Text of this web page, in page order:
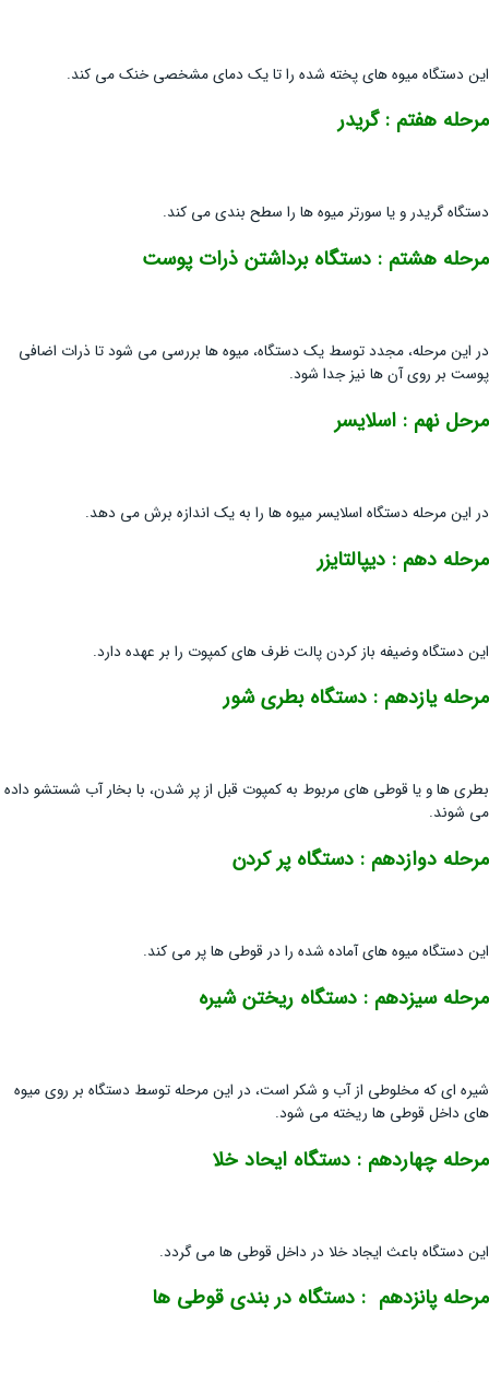
این دستگاه میوه های پخته شده را تا یک دمای مشخصی خنک می کند.
مرحله هفتم : گریدر
دستگاه گریدر و یا سورتر میوه ها را سطح بندی می کند.
مرحله هشتم : دستگاه برداشتن ذرات پوست
در این مرحله، مجدد توسط یک دستگاه، میوه ها بررسی می شود تا ذرات اضافی
پوست بر روی آن ها نیز جدا شود.
مرحل نهم : اسلایسر
در این مرحله دستگاه اسلایسر میوه ها را به یک اندازه برش می دهد.
مرحله دهم : دیپالتایزر
این دستگاه وضیفه باز کردن پالت ظرف های کمپوت را بر عهده دارد.
مرحله یازدهم : دستگاه بطری شور
بطری ها و یا قوطی های مربوط به کمپوت قبل از پر شدن، با بخار آب شستشو داده
می شوند.
مرحله دوازدهم : دستگاه پر کردن
این دستگاه میوه های آماده شده را در قوطی ها پر می کند.
مرحله سیزدهم : دستگاه ریختن شیره
شیره ای که مخلوطی از آب و شکر است، در این مرحله توسط دستگاه بر روی میوه
های داخل قوطی ها ریخته می شود.
مرحله چهاردهم : دستگاه ایحاد خلا
این دستگاه باعث ایجاد خلا در داخل قوطی ها می گردد.
مرحله پانزدهم : دستگاه در بندی قوطی ها